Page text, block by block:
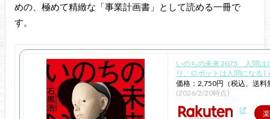
めの、極めて精緻な「事業計画書」として読める一冊で
す。
いのちの未来 2075 人間は
り、ロボットは人間になる [
価格：2,750円（税込、送料
(2026/2/20時点)